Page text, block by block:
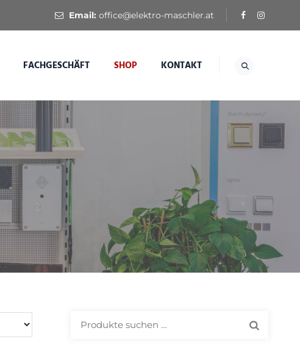
Email: office@elektro-maschler.at
FACHGESCHÄFT SHOP KONTAKT